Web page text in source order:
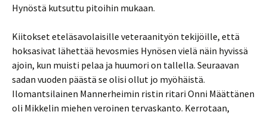
Hynöstä kutsuttu pitoihin mukaan.
Kiitokset eteläsavolaisille veteraanityön tekijöille, että
hoksasivat lähettää hevosmies Hynösen vielä näin hyvissä
ajoin, kun muisti pelaa ja huumori on tallella. Seuraavan
sadan vuoden päästä se olisi ollut jo myöhäistä.
Ilomantsilainen Mannerheimin ristin ritari Onni Määttänen
oli Mikkelin miehen veroinen tervaskanto. Kerrotaan,